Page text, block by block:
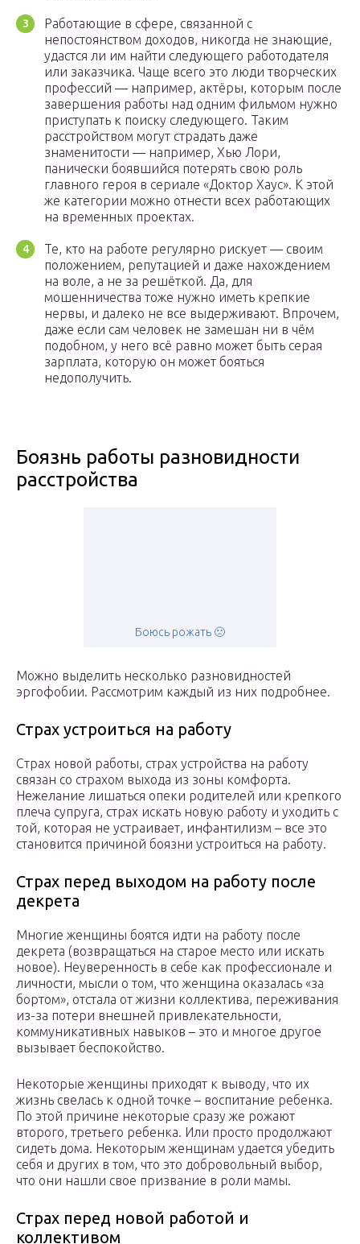
Работающие в сфере, связанной с
непостоянством доходов, никогда не знающие,
удастся ли им найти следующего работодателя
или заказчика. Чаще всего это люди творческих
профессий — например, актёры, которым после
завершения работы над одним фильмом нужно
приступать к поиску следующего. Таким
расстройством могут страдать даже
знаменитости — например, Хью Лори,
панически боявшийся потерять свою роль
главного героя в сериале «Доктор Хаус». К этой
же категории можно отнести всех работающих
на временных проектах.
Те, кто на работе регулярно рискует — своим
положением, репутацией и даже нахождением
на воле, а не за решёткой. Да, для
мошенничества тоже нужно иметь крепкие
нервы, и далеко не все выдерживают. Впрочем,
даже если сам человек не замешан ни в чём
подобном, у него всё равно может быть серая
зарплата, которую он может бояться
недополучить.
Боязнь работы разновидности
расстройства
Боюсь рожать 🙁
Можно выделить несколько разновидностей
эргофобии. Рассмотрим каждый из них подробнее.
Страх устроиться на работу
Страх новой работы, страх устройства на работу
связан со страхом выхода из зоны комфорта.
Нежелание лишаться опеки родителей или крепкого
плеча супруга, страх искать новую работу и уходить с
той, которая не устраивает, инфантилизм – все это
становится причиной боязни устроиться на работу.
Страх перед выходом на работу после
декрета
Многие женщины боятся идти на работу после
декрета (возвращаться на старое место или искать
новое). Неуверенность в себе как профессионале и
личности, мысли о том, что женщина оказалась «за
бортом», отстала от жизни коллектива, переживания
из-за потери внешней привлекательности,
коммуникативных навыков – это и многое другое
вызывает беспокойство.
Некоторые женщины приходят к выводу, что их
жизнь свелась к одной точке – воспитание ребенка.
По этой причине некоторые сразу же рожают
второго, третьего ребенка. Или просто продолжают
сидеть дома. Некоторым женщинам удается убедить
себя и других в том, что это добровольный выбор,
что они нашли свое призвание в роли мамы.
Страх перед новой работой и
коллективом